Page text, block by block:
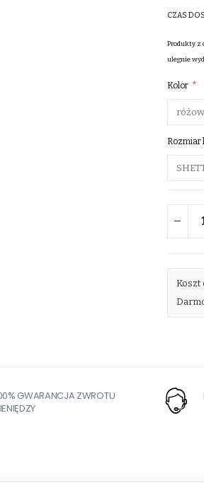
CZAS
Produkty z
ulegnie
Kolor
Rozmiar
Koszt
GWARANCJA ZWROTU